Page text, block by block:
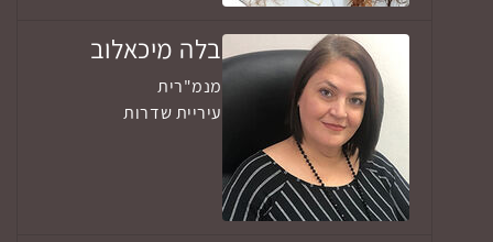
בלה מיכאלוב
מנמ"רית
עיריית שדרות